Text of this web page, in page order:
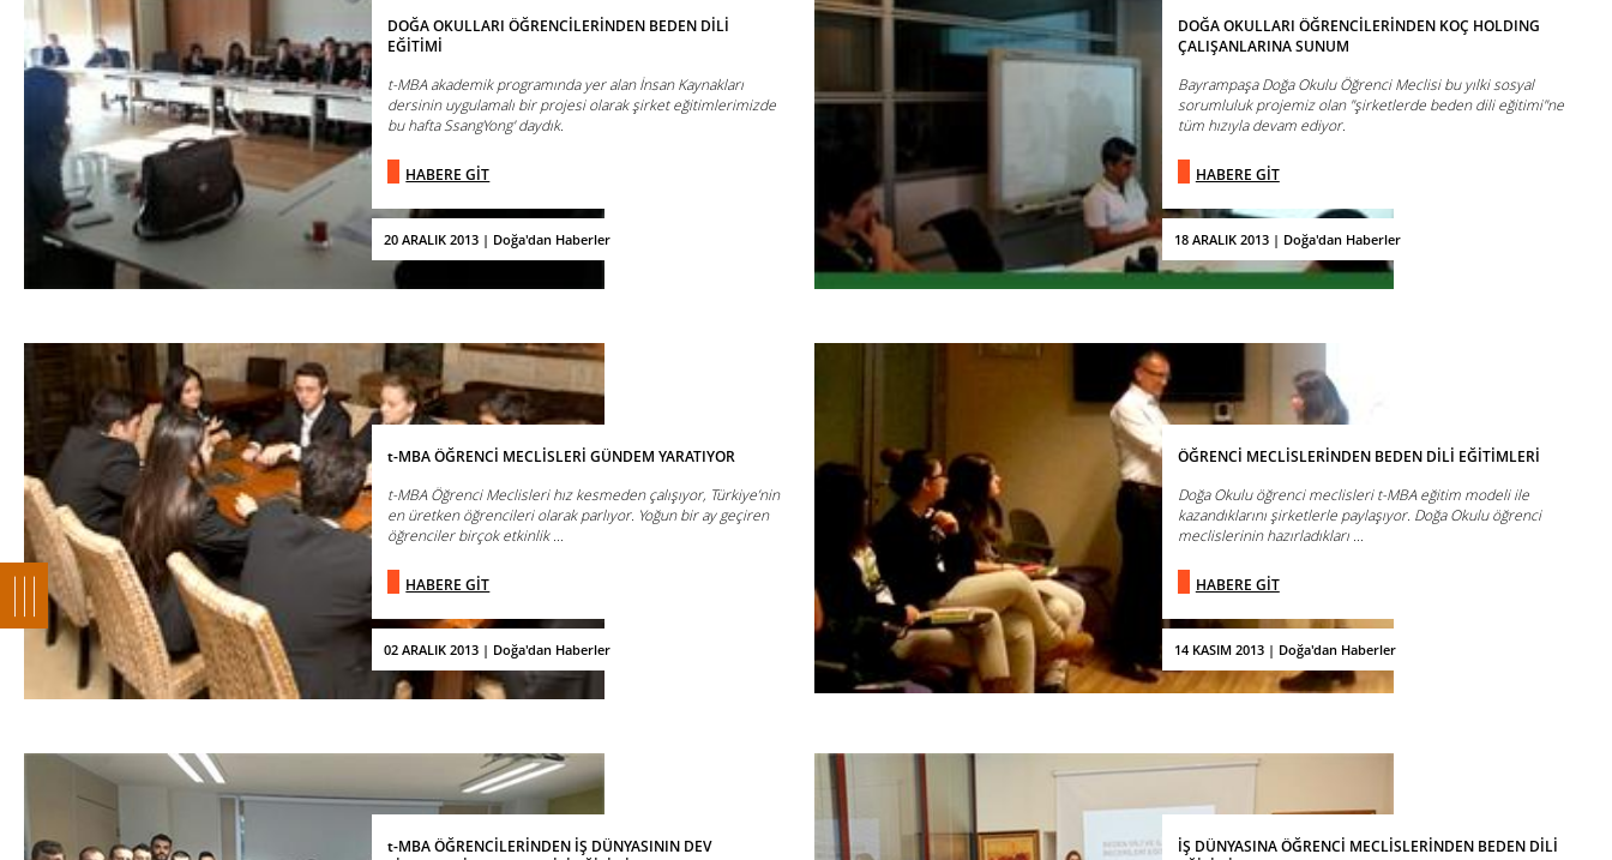
20 ARALIK 2013 | Doğa'dan Haberler
DOĞA OKULLARI ÖĞRENCİLERİNDEN BEDEN DİLİ
EĞİTİMİ
t-MBA akademik programında yer alan İnsan Kaynakları
dersinin uygulamalı bir projesi olarak şirket eğitimlerimizde
bu hafta SsangYong' daydık.
HABERE GİT
18 ARALIK 2013 | Doğa'dan Haberler
DOĞA OKULLARI ÖĞRENCİLERİNDEN KOÇ HOLDING
ÇALIŞANLARINA SUNUM
Bayrampaşa Doğa Okulu Öğrenci Meclisi bu yılki sosyal
sorumluluk projemiz olan "şirketlerde beden dili eğitimi"ne
tüm hızıyla devam ediyor.
HABERE GİT
02 ARALIK 2013 | Doğa'dan Haberler
t-MBA ÖĞRENCİ MECLİSLERİ GÜNDEM YARATIYOR
t-MBA Öğrenci Meclisleri hız kesmeden çalışıyor, Türkiye’nin
en üretken öğrencileri olarak parlıyor. Yoğun bir ay geçiren
öğrenciler birçok etkinlik ...
HABERE GİT
14 KASIM 2013 | Doğa'dan Haberler
ÖĞRENCİ MECLİSLERİNDEN BEDEN DİLİ EĞİTİMLERİ
Doğa Okulu öğrenci meclisleri t-MBA eğitim modeli ile
kazandıklarını şirketlerle paylaşıyor. Doğa Okulu öğrenci
meclislerinin hazırladıkları ...
HABERE GİT
t-MBA ÖĞRENCİLERİNDEN İŞ DÜNYASININ DEV
İŞ DÜNYASINA ÖĞRENCİ MECLİSLERİNDEN BEDEN DİLİ